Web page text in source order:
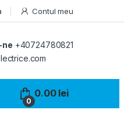
Contul meu
ne +40724780821
0
0.00 lei